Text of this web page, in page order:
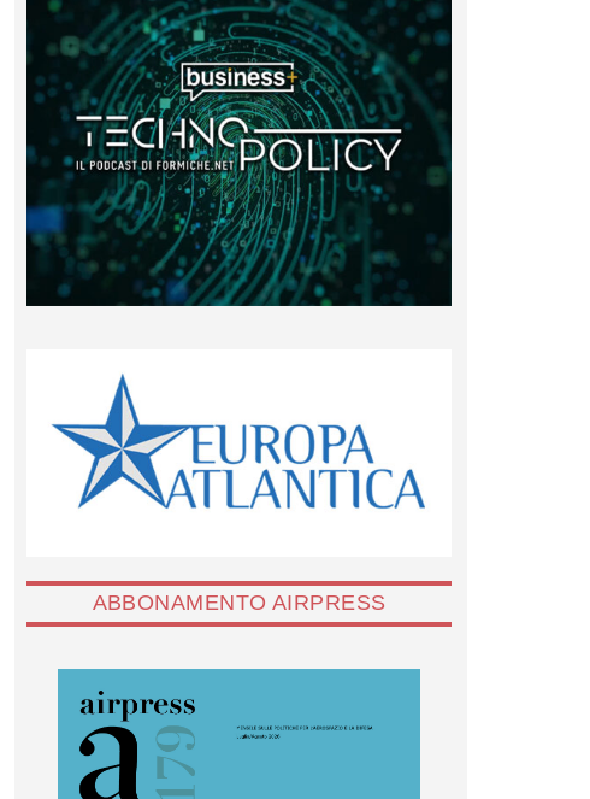
ABBONAMENTO AIRPRESS